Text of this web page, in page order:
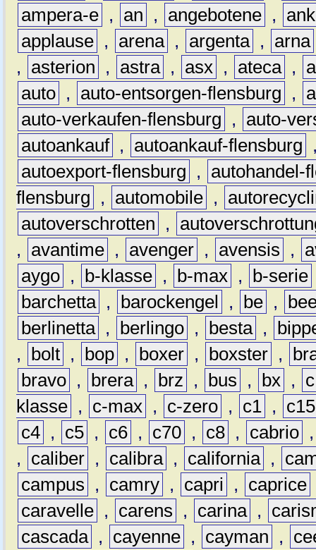
ampera-e , an , angebotene ,
applause , arena , argenta , arna
,
asterion , astra , asx , ateca ,
auto , auto-entsorgen-flensburg ,
auto-verkaufen-flensburg
,
auto-
autoankauf , autoankauf-flensburg
autoexport-flensburg
,
autohandel-
flensburg
, automobile ,
autoverschrotten
,
,
avantime , avenger , avensis ,
aygo , b-klasse , b-max , b-serie
barchetta , barockengel , be ,
berlinetta , berlingo , besta ,
,
bolt , bop , boxer , boxster ,
bravo , brera , brz , bus , bx ,
c
klasse , c-max , c-zero , c1 ,
c15
c4 , c5 , c6 , c70 , c8 , cabrio
,
caliber , calibra , california ,
campus
, camry , capri , caprice
caravelle , carens , carina ,
cascada , cayenne , cayman ,